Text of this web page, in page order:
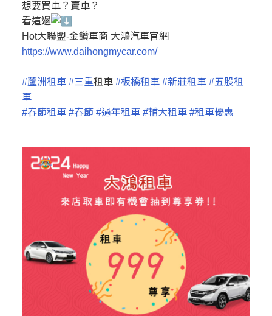
想要買車？賣車？
看這邊
Hot大聯盟-金鑽車商 大鴻汽車官網
https://www.daihongmycar.com/
#蘆洲租車 #三重租車 #板橋租車 #新莊租車 #五股租
車
#春節租車 #春節 #過年租車 #輔大租車 #租車優惠